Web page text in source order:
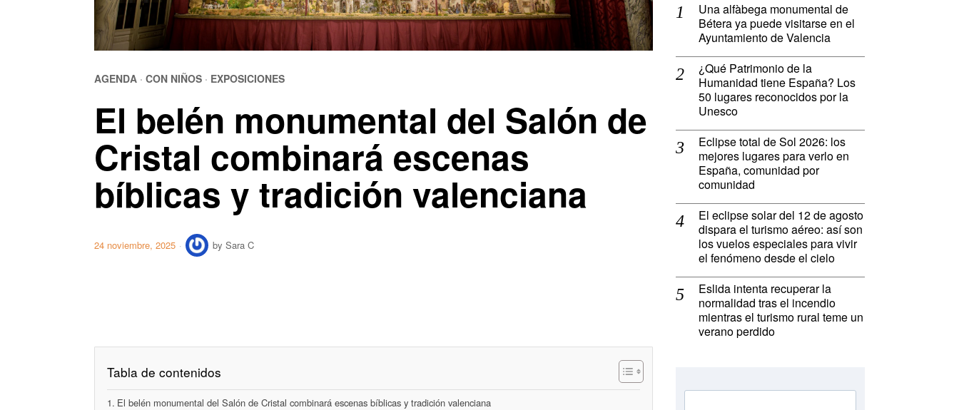
AGENDA · CON NIÑOS · EXPOSICIONES
El belén monumental del Salón de
Cristal combinará escenas
bíblicas y tradición valenciana
24 noviembre, 2025 by Sara C
Tabla de contenidos
El belén monumental del Salón de Cristal combinará escenas bíblicas y tradición valenciana
Una alfàbega monumental de
Bétera ya puede visitarse en el
Ayuntamiento de Valencia
¿Qué Patrimonio de la
Humanidad tiene España? Los
50 lugares reconocidos por la
Unesco
Eclipse total de Sol 2026: los
mejores lugares para verlo en
España, comunidad por
comunidad
El eclipse solar del 12 de agosto
dispara el turismo aéreo: así son
los vuelos especiales para vivir
el fenómeno desde el cielo
Eslida intenta recuperar la
normalidad tras el incendio
mientras el turismo rural teme un
verano perdido